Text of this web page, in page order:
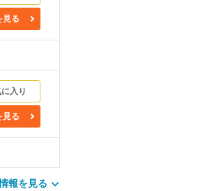
見る
見る
報を見る